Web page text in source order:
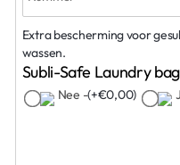
Extra bescherming voor
wassen.
Subli-Safe Laundry
Nee -(+€0,00)